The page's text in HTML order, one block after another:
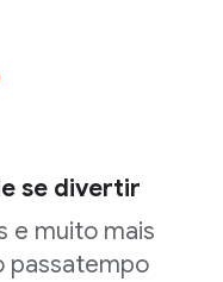
se divertir
e muito mais
passatempo